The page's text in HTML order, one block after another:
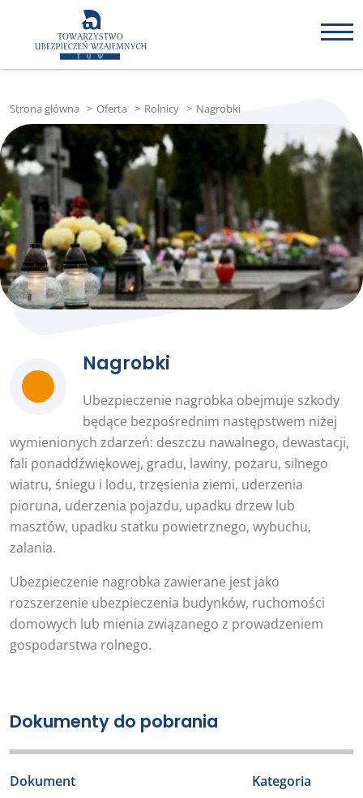
Strona główna > Oferta > Rolnicy > Nagrobki
Nagrobki
Ubezpieczenie nagrobka obejmuje szkody
będące bezpośrednim następstwem niżej
wymienionych zdarzeń: deszczu nawalnego, dewastacji,
fali ponaddźwiękowej, gradu, lawiny, pożaru, silnego
wiatru, śniegu i lodu, trzęsienia ziemi, uderzenia
pioruna, uderzenia pojazdu, upadku drzew lub
masztów, upadku statku powietrznego, wybuchu,
zalania.
Ubezpieczenie nagrobka zawierane jest jako
rozszerzenie ubezpieczenia budynków, ruchomości
domowych lub mienia związanego z prowadzeniem
gospodarstwa rolnego.
Dokumenty do pobrania
Dokument Kategoria